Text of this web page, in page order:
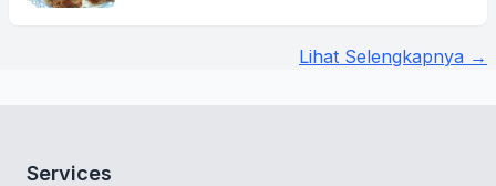
Lihat Selengkapnya →
Services